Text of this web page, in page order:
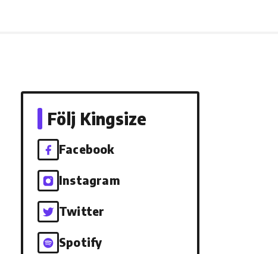
Följ Kingsize
Facebook
Instagram
Twitter
Spotify